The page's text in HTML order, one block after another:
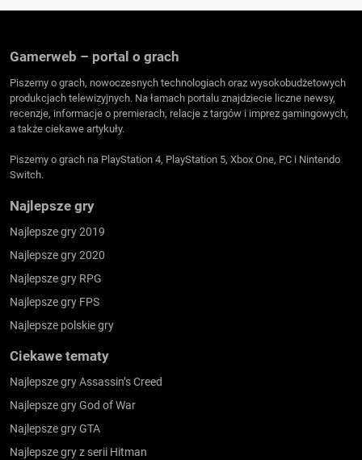
Gamerweb – portal o grach
Piszemy o grach, nowoczesnych technologiach oraz wysokobudżetowych
produkcjach telewizyjnych. Na łamach portalu znajdziecie liczne newsy,
recenzje, informacje o premierach, relacje z targów i imprez gamingowych,
a także ciekawe artykuły.
Piszemy o grach na PlayStation 4, PlayStation 5, Xbox One, PC i Nintendo
Switch.
Najlepsze gry
Najlepsze gry 2019
Najlepsze gry 2020
Najlepsze gry RPG
Najlepsze gry FPS
Najlepsze polskie gry
Ciekawe tematy
Najlepsze gry Assassin’s Creed
Najlepsze gry God of War
Najlepsze gry GTA
Najlepsze gry z serii Hitman